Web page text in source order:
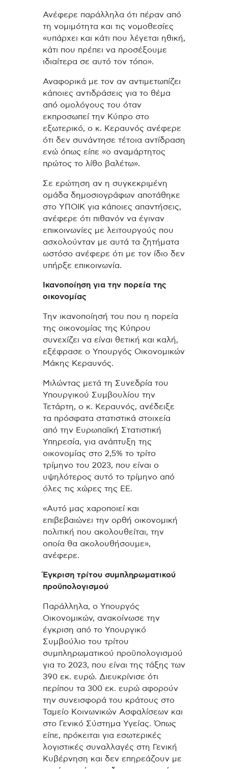
Ανέφερε παράλληλα ότι πέραν από
τη νομιμότητα και τις νομοθεσίες
«υπάρχει και κάτι που λέγεται ηθική,
κάτι που πρέπει να προσέξουμε
ιδιαίτερα σε αυτό τον τόπο».
Αναφορικά με τον αν αντιμετωπίζει
κάποιες αντιδράσεις για το θέμα
από ομολόγους του όταν
εκπροσωπεί την Κύπρο στο
εξωτερικό, ο κ. Κεραυνός ανέφερε
ότι δεν συνάντησε τέτοια αντίδραση
ενώ όπως είπε «ο αναμάρτητος
πρώτος το λίθο βαλέτω».
Σε ερώτηση αν η συγκεκριμένη
ομάδα δημοσιογράφων αποτάθηκε
στο ΥΠΟΙΚ για κάποιες απαντήσεις,
ανέφερε ότι πιθανόν να έγιναν
επικοινωνίες με λειτουργούς που
ασχολούνταν με αυτά τα ζητήματα
ωστόσο ανέφερε ότι με τον ίδιο δεν
υπήρξε επικοινωνία.
Ικανοποίηση για την πορεία της
οικονομίας
Την ικανοποίησή του που η πορεία
της οικονομίας της Κύπρου
συνεχίζει να είναι θετική και καλή,
εξέφρασε ο Υπουργός Οικονομικών
Μάκης Κεραυνός.
Μιλώντας μετά τη Συνεδρία του
Υπουργικού Συμβουλίου την
Τετάρτη, ο κ. Κεραυνός, ανέδειξε
τα πρόσφατα στατιστικά στοιχεία
από την Ευρωπαϊκή Στατιστική
Υπηρεσία, για ανάπτυξη της
οικονομίας στο 2,5% το τρίτο
τρίμηνο του 2023, που είναι ο
υψηλότερος αυτό το τρίμηνο από
όλες τις χώρες της ΕΕ.
«Αυτό μας χαροποιεί και
επιβεβαιώνει την ορθή οικονομική
πολιτική που ακολουθείται, την
οποία θα ακολουθήσουμε»,
ανέφερε.
Έγκριση τρίτου συμπληρωματικού
προϋπολογισμού
Παράλληλα, ο Υπουργός
Οικονομικών, ανακοίνωσε την
έγκριση από το Υπουργικό
Συμβούλιο του τρίτου
συμπληρωματικού προϋπολογισμού
για το 2023, που είναι της τάξης των
390 εκ. ευρώ. Διευκρίνισε ότι
περίπου τα 300 εκ. ευρώ αφορούν
την συνεισφορά του κράτους στο
Ταμείο Κοινωνικών Ασφαλίσεων και
στο Γενικό Σύστημα Υγείας. Όπως
είπε, πρόκειται για εσωτερικές
λογιστικές συναλλαγές στη Γενική
Κυβέρνηση και δεν επηρεάζουν με